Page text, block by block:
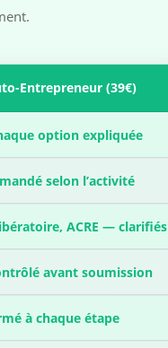
Entrepreneur (39€)
option expliquée
selon l’activité
ACRE — clarifiés
avant soumission
à chaque étape